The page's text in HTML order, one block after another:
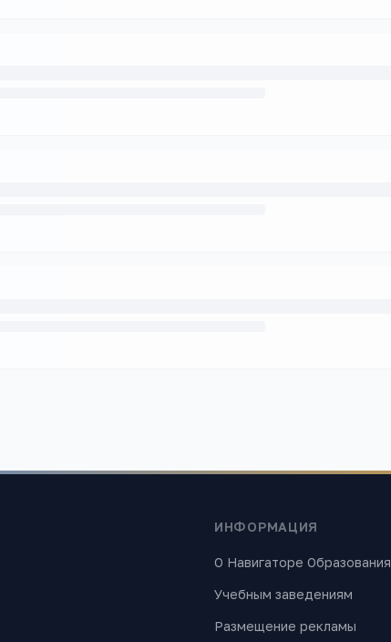
ИНФОРМАЦИЯ
О Навигаторе Образования
Учебным заведениям
Размещение рекламы